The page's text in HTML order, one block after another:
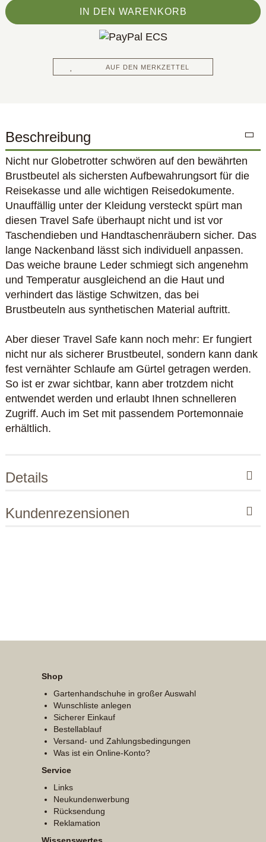
AUF DEN MERKZETTEL
Beschreibung
Nicht nur Globetrotter schwören auf den bewährten
Brustbeutel als sichersten Aufbewahrungsort für die
Reisekasse und alle wichtigen Reisedokumente.
Unauffällig unter der Kleidung versteckt spürt man
diesen Travel Safe überhaupt nicht und ist vor
Taschendieben und Handtaschenräubern sicher. Das
lange Nackenband lässt sich individuell anpassen.
Das weiche braune Leder schmiegt sich angenehm
und Temperatur ausgleichend an die Haut und
verhindert das lästige Schwitzen, das bei
Brustbeuteln aus synthetischen Material auftritt.
Aber dieser Travel Safe kann noch mehr: Er fungiert
nicht nur als sicherer Brustbeutel, sondern kann dank
fest vernähter Schlaufe am Gürtel getragen werden.
So ist er zwar sichtbar, kann aber trotzdem nicht
entwendet werden und erlaubt Ihnen schnelleren
Zugriff. Auch im Set mit passendem Portemonnaie
erhältlich.
Details
Kundenrezensionen
Shop
Gartenhandschuhe in großer Auswahl
Wunschliste anlegen
Sicherer Einkauf
Bestellablauf
Versand- und Zahlungsbedingungen
Was ist ein Online-Konto?
Service
Links
Neukundenwerbung
Rücksendung
Reklamation
Wissenswertes